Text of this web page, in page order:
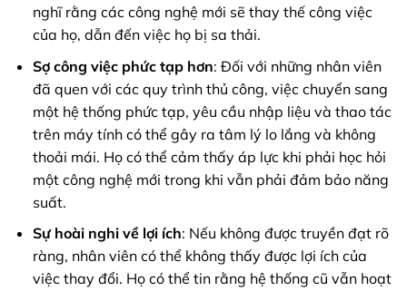
nghĩ rằng các công nghệ mới sẽ thay thế công việc
của họ, dẫn đến việc họ bị sa thải.
Sợ công việc phức tạp hơn: Đối với những nhân viên
đã quen với các quy trình thủ công, việc chuyển sang
một hệ thống phức tạp, yêu cầu nhập liệu và thao tác
trên máy tính có thể gây ra tâm lý lo lắng và không
thoải mái. Họ có thể cảm thấy áp lực khi phải học hỏi
một công nghệ mới trong khi vẫn phải đảm bảo năng
suất.
Sự hoài nghi về lợi ích: Nếu không được truyền đạt rõ
ràng, nhân viên có thể không thấy được lợi ích của
việc thay đổi. Họ có thể tin rằng hệ thống cũ vẫn hoạt